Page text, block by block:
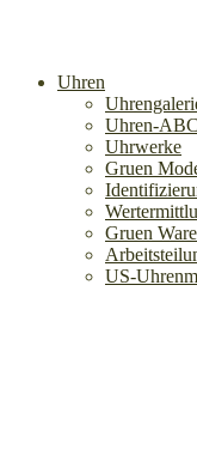
Uhren
Uhren-ABC
Uhrwerke
Gruen
Gruen
US-